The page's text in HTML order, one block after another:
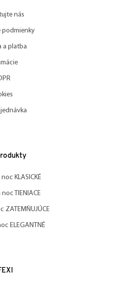
nás
a platba
KLASICKÉ
TIENIACE
ZATEMŇUJÚCE
ELEGANTNÉ